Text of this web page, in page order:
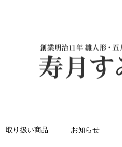
取り扱い商品 お知らせ